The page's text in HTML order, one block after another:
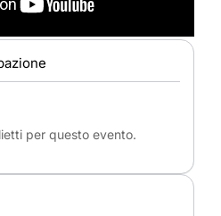
per questo evento.